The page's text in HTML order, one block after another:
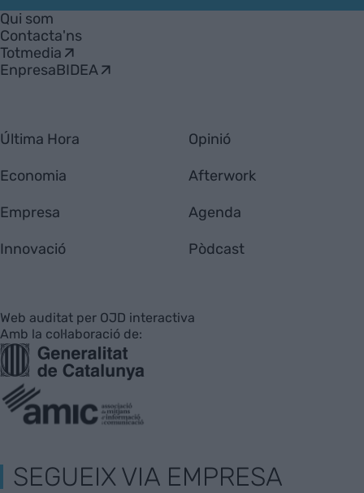
Empresa
Qui som
Contacta'ns
Totmedia
EnpresaBIDEA
Última Hora
Economia
Empresa
Innovació
Opinió
Afterwork
Agenda
Pòdcast
Web auditat per OJD interactiva
Amb la col·laboració de:
SEGUEIX VIA EMPRESA